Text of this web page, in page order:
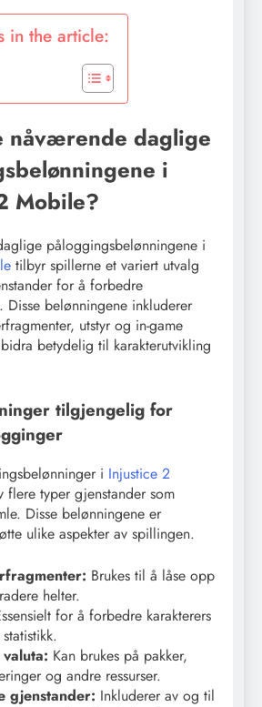
in the article:
nåværende daglige
i
Mobile?
påloggingsbelønningene i
tilbyr spillerne et variert utvalg
for å forbedre
Disse belønningene inkluderer
utstyr og in-game
betydelig til karakterutvikling
tilgjengelig for
i Injustice 2
flere typer gjenstander som
Disse belønningene er
ulike aspekter av spillingen.
Brukes til å låse opp
helter.
for å forbedre karakterers
Kan brukes på pakker,
og andre ressurser.
gjenstander: Inkluderer av og til